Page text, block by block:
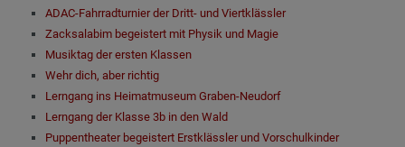
ADAC-Fahrradturnier der Dritt- und Viertklässler
Zacksalabim begeistert mit Physik und Magie
Musiktag der ersten Klassen
Wehr dich, aber richtig
Lerngang ins Heimatmuseum Graben-Neudorf
Lerngang der Klasse 3b in den Wald
Puppentheater begeistert Erstklässler und Vorschulkinder